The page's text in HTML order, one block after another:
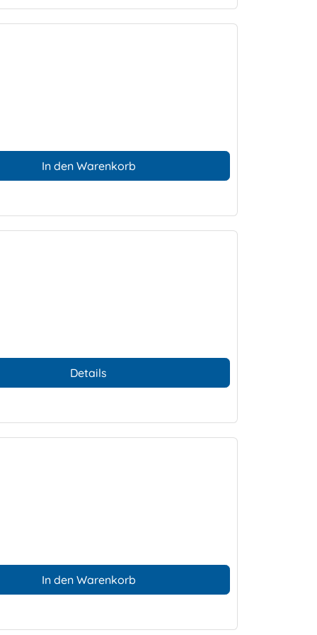
In den Warenkorb
Details
In den Warenkorb